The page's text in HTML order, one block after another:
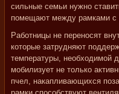
сильные семьи нужно
помещают между рамками с
Работницы не переносят
которые затрудняют
температуры, необходимой
мобилизует не только
пчел, накапливающихся